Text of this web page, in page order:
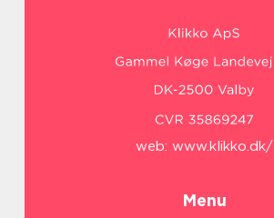
web: www.klikko.dk/
Menu